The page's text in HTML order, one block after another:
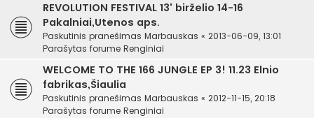
REVOLUTION FESTIVAL 13' birželio 14-16
Pakalniai,Utenos aps.
Paskutinis pranešimas Marbauskas « 2013-06-09, 13:01
Parašytas forume Renginiai
WELCOME TO THE 166 JUNGLE EP 3! 11.23 Elnio
fabrikas,Šiaulia
Paskutinis pranešimas Marbauskas « 2012-11-15, 20:18
Parašytas forume Renginiai